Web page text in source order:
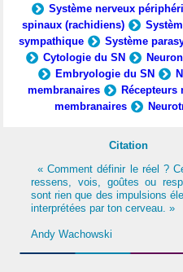
Système nerveux
spinaux (rachidiens)
sympathique
Système
Cytologie du SN
Embryologie du SN
membranaires
Récepteurs
membranaires
Citation
« Comment définir le réel ?
ressens, vois, goûtes ou
sont rien que des impulsions
interprétées par ton cerveau. »
Andy Wachowski